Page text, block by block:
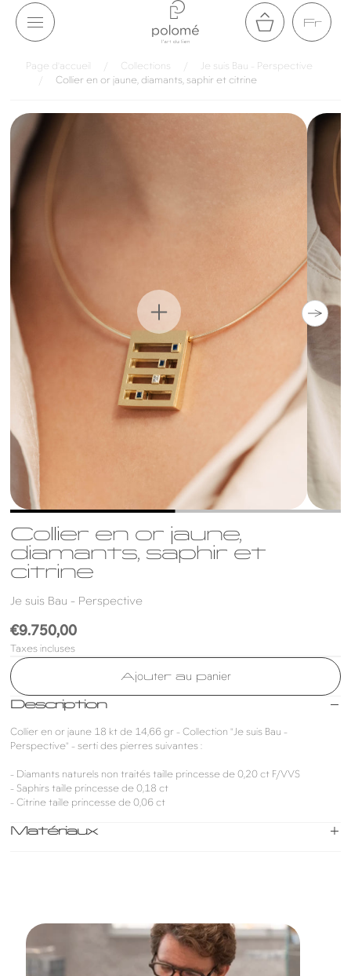
Aller au
contenu
Panier Fr
Page d'accueil / Collections /
Je suis Bau - Perspective
/
Collier en or jaune, diamants, saphir et citrine
Collier en or jaune,
diamants, saphir et
citrine
Je suis Bau - Perspective
Prix
habituel
€9.750,00
Taxes incluses
Ajouter au panier
Description
Collier en or jaune 18 kt de 14,66 gr - Collection "Je suis Bau -
Perspective" - serti des pierres suivantes :
- Diamants naturels non traités taille princesse de 0,20 ct F/VVS
- Saphirs taille princesse de 0,18 ct
- Citrine taille princesse de 0,06 ct
Matériaux